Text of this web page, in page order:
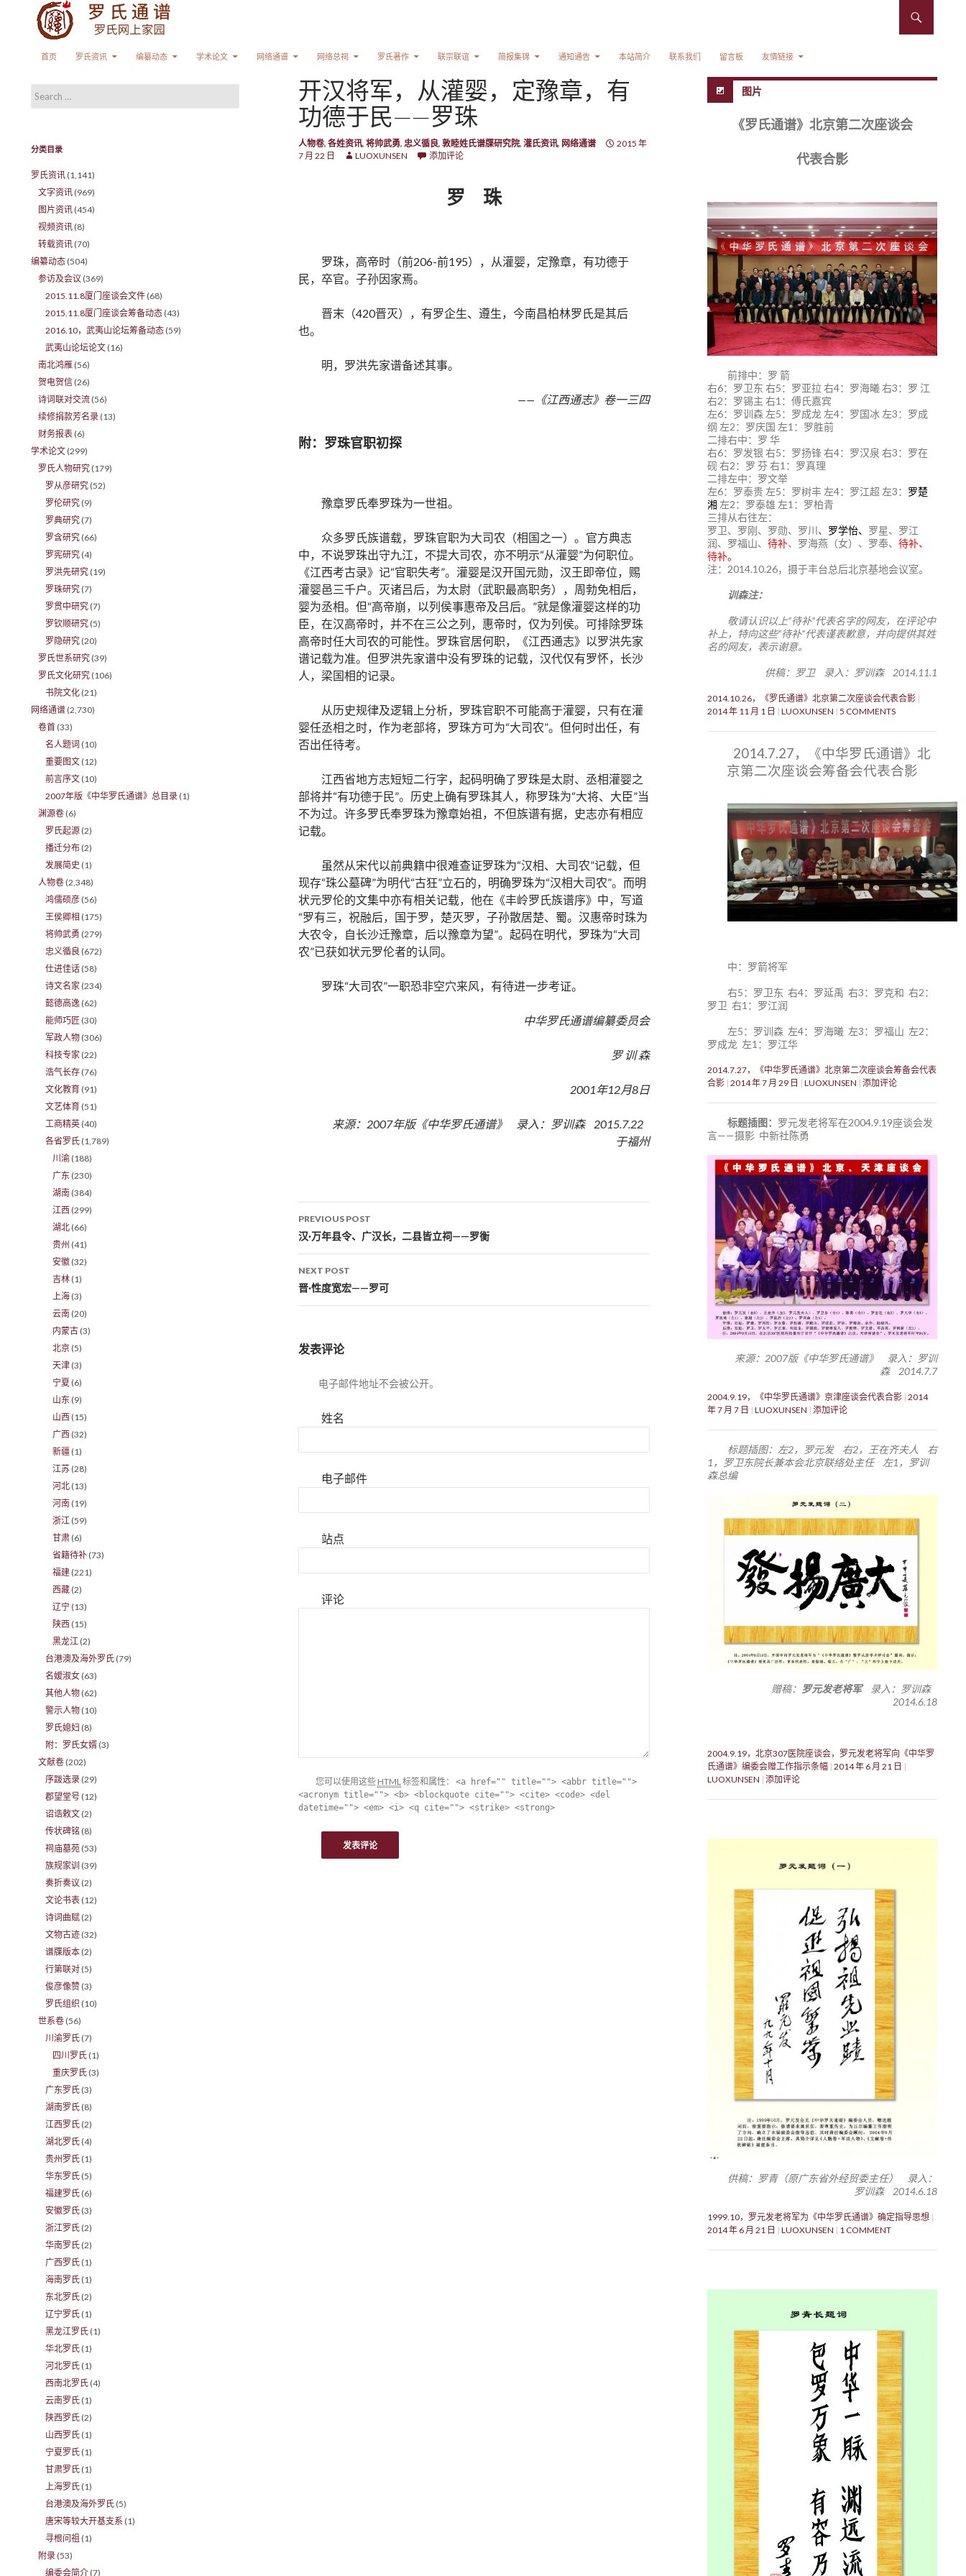
首页
罗氏资讯 编纂动态 学术论文 网络通谱 网络总祠 罗氏著作 联宗联谊 简报集锦 通知通告 本站简介 联系我们 留言板 友情链接
开汉将军，从灌婴，定豫章，有
功德于民——罗珠
人物卷, 各姓资讯, 将帅武勇, 忠义循良, 敦睦姓氏谱牒研究院, 灌氏资讯, 网络通谱
2015 年
7 月 22 日
LUOXUNSEN 添加评论
罗 珠
罗珠，高帝时（前206-前195），从灌婴，定豫章，有功德于
民，卒官。子孙因家焉。
晋末（420晋灭），有罗企生、遵生，今南昌柏林罗氏是其后
也。
明，罗洪先家谱备述其事。
——《江西通志》卷一三四
附：罗珠官职初探
豫章罗氏奉罗珠为一世祖。
众多罗氏族谱载，罗珠官职为大司农（相国之一）。官方典志
中，不说罗珠出守九江，不提大司农，亦不明示“从灌婴”为何职位。
《江西考古录》记“官职失考”。灌婴是汉开国元勋，汉王即帝位，赐
灌婴邑三千户。灭诸吕后，为太尉（武职最高职务），周勃免相后，
婴为丞相。但“高帝崩，以列侯事惠帝及吕后。”就是像灌婴这样的功
臣，在汉高帝时，并不在三公之列，惠帝时，仅为列侯。可排除罗珠
高帝时任大司农的可能性。罗珠官居何职，《江西通志》以罗洪先家
谱记载为准。但罗洪先家谱中没有罗珠的记载，汉代仅有罗怀，长沙
人，梁国相的记录。
从历史规律及逻辑上分析，罗珠官职不可能高于灌婴，只有在灌
婴任丞相之时，作为老部将，罗珠方可为“大司农”。但何时出任，有
否出任待考。
江西省地方志短短二行字，起码明确了罗珠是太尉、丞相灌婴之
部将并“有功德于民”。历史上确有罗珠其人，称罗珠为“大将、大臣”当
不为过。许多罗氏奉罗珠为豫章始祖，不但族谱有据，史志亦有相应
记载。
虽然从宋代以前典籍中很难查证罗珠为“汉相、大司农”记载，但
现存“珠公墓碑”为明代“古狂”立石的，明确罗珠为“汉相大司农”。而明
状元罗伦的文集中亦有相关记载，他在《丰岭罗氏族谱序》中，写道
“罗有三，祝融后，国于罗，楚灭罗，子孙散居楚、蜀。汉惠帝时珠为
大农令，自长沙迁豫章，后以豫章为望”。起码在明代，罗珠为“大司
农”已获如状元罗伦者的认同。
罗珠“大司农”一职恐非空穴来风，有待进一步考证。
中华罗氏通谱编纂委员会
罗 训 森
2001年12月8日
来源：2007年版《中华罗氏通谱》 录入：罗训森 2015.7.22
于福州
Post navigation
PREVIOUS POST
汉·万年县令、广汉长，二县皆立祠——罗衡
NEXT POST
晋·性度宽宏——罗可
发表评论
电子邮件地址不会被公开。
姓名
电子邮件
站点
评论
您可以使用这些 HTML标签和属性： <a href="" title=""> <abbr title="">
<acronym title=""> <b> <blockquote cite=""> <cite> <code> <del
datetime=""> <em> <i> <q cite=""> <strike> <strong>
图片
《罗氏通谱》北京第二次座谈会
代表合影
前排中：罗 箭
右6：罗卫东 右5：罗亚拉 右4：罗海曦 右3：罗 江
右2：罗锡主 右1：傅氏嘉宾
左6：罗训森 左5：罗成龙 左4：罗国冰 左3：罗成
纲 左2：罗庆国 左1：罗胜前
二排右中：罗 华
右6：罗发银 右5：罗扬锋 右4：罗汉泉 右3：罗在
砚 右2：罗 芬 右1：罗真理
二排左中：罗文举
左6：罗泰贵 左5：罗树丰 左4：罗江超 左3： 罗楚
湘 左2：罗泰雄 左1：罗柏青
三排从右往左：
罗卫、罗刚、罗勋、罗川、 罗学怡、 罗星、罗江
润、罗福山、 待补、罗海燕（女）、罗奉、 待补、
待补。
注：2014.10.26，摄于丰台总后北京基地会议室。
训森注：
敬请认识以上“待补”代表名字的网友，在评论中
补上，特向这些“待补”代表谨表歉意，并向提供其姓
名的网友，表示谢意。
供稿：罗卫 录入：罗训森 2014.11.1
2014.10.26，《罗氏通谱》北京第二次座谈会代表合影
2014 年 11 月 1 日
LUOXUNSEN 5 COMMENTS
2014.7.27，《中华罗氏通谱》北
京第二次座谈会筹备会代表合影
中：罗箭将军
右5：罗卫东 右4：罗延禹 右3：罗克和 右2：
罗卫 右1：罗江润
左5：罗训森 左4：罗海曦 左3：罗福山 左2：
罗成龙 左1：罗江华
2014.7.27，《中华罗氏通谱》北京第二次座谈会筹备会代表
合影 2014 年 7 月 29 日 LUOXUNSEN 添加评论
标题插图： 罗元发老将军在2004.9.19座谈会发
言——摄影 中新社陈勇
来源：2007版《中华罗氏通谱》 录入：罗训
森 2014.7.7
2004.9.19，《中华罗氏通谱》京津座谈会代表合影 2014
年 7 月 7 日
LUOXUNSEN 添加评论
标题插图：左2，罗元发 右2，王在齐夫人 右
1，罗卫东院长兼本会北京联络处主任 左1，罗训
森总编
赠稿： 罗元发老将军录入：罗训森
2014.6.18
2004.9.19，北京307医院座谈会，罗元发老将军向《中华罗
氏通谱》编委会赠工作指示条幅 2014 年 6 月 21 日
LUOXUNSEN 添加评论
供稿：罗青（原广东省外经贸委主任） 录入：
罗训森 2014.6.18
1999.10，罗元发老将军为《中华罗氏通谱》确定指导思想
2014 年 6 月 21 日
LUOXUNSEN 1 COMMENT
Search for:
分类目录
罗氏资讯 (1,141)
文字资讯 (969)
图片资讯 (454)
视频资讯 (8)
转载资讯 (70)
编纂动态 (504)
参访及会议 (369)
2015.11.8厦门座谈会文件 (68)
2015.11.8厦门座谈会筹备动态 (43)
2016.10，武夷山论坛筹备动态 (59)
武夷山论坛论文 (16)
南北鸿雁 (56)
贺电贺信 (26)
诗词联对交流 (56)
续修捐款芳名录 (13)
财务报表 (6)
学术论文 (299)
罗氏人物研究 (179)
罗从彦研究 (52)
罗伦研究 (9)
罗典研究 (7)
罗含研究 (66)
罗宪研究 (4)
罗洪先研究 (19)
罗珠研究 (7)
罗贯中研究 (7)
罗钦顺研究 (5)
罗隐研究 (20)
罗氏世系研究 (39)
罗氏文化研究 (106)
书院文化 (21)
网络通谱 (2,730)
卷首 (33)
名人题词 (10)
重要图文 (12)
前言序文 (10)
2007年版《中华罗氏通谱》总目录 (1)
渊源卷 (6)
罗氏起源 (2)
播迁分布 (2)
发展简史 (1)
人物卷 (2,348)
鸿儒硕彦 (56)
王侯卿相 (175)
将帅武勇 (279)
忠义循良 (672)
仕进佳话 (58)
诗文名家 (234)
懿德高逸 (62)
能师巧匠 (30)
军政人物 (306)
科技专家 (22)
浩气长存 (76)
文化教育 (91)
文艺体育 (51)
工商精英 (40)
各省罗氏 (1,789)
川渝 (188)
广东 (230)
湖南 (384)
江西 (299)
湖北 (66)
贵州 (41)
安徽 (32)
吉林 (1)
上海 (3)
云南 (20)
内蒙古 (3)
北京 (5)
天津 (3)
宁夏 (6)
山东 (9)
山西 (15)
广西 (32)
新疆 (1)
江苏 (28)
河北 (13)
河南 (19)
浙江 (59)
甘肃 (6)
省籍待补 (73)
福建 (221)
西藏 (2)
辽宁 (13)
陕西 (15)
黑龙江 (2)
台港澳及海外罗氏 (79)
名嫒淑女 (63)
其他人物 (62)
警示人物 (10)
罗氏媳妇 (8)
附：罗氏女婿 (3)
文献卷 (202)
序跋选录 (29)
郡望堂号 (12)
诏诰敕文 (2)
传状碑铭 (8)
祠庙墓苑 (53)
族规家训 (39)
奏折奏议 (2)
文论书表 (12)
诗词曲赋 (2)
文物古迹 (32)
谱牒版本 (2)
行第联对 (5)
俊彦像赞 (3)
罗氏组织 (10)
世系卷 (56)
川渝罗氏 (7)
四川罗氏 (1)
重庆罗氏 (3)
广东罗氏 (3)
湖南罗氏 (8)
江西罗氏 (2)
湖北罗氏 (4)
贵州罗氏 (1)
华东罗氏 (5)
福建罗氏 (6)
安徽罗氏 (3)
浙江罗氏 (2)
华南罗氏 (2)
广西罗氏 (1)
海南罗氏 (1)
东北罗氏 (2)
辽宁罗氏 (1)
黑龙江罗氏 (1)
华北罗氏 (1)
河北罗氏 (1)
西南北罗氏 (4)
云南罗氏 (1)
陕西罗氏 (2)
山西罗氏 (1)
宁夏罗氏 (1)
甘肃罗氏 (1)
上海罗氏 (1)
台港澳及海外罗氏 (5)
唐宋等较大开基支系 (1)
寻根问祖 (1)
附录 (53)
编委会简介 (7)